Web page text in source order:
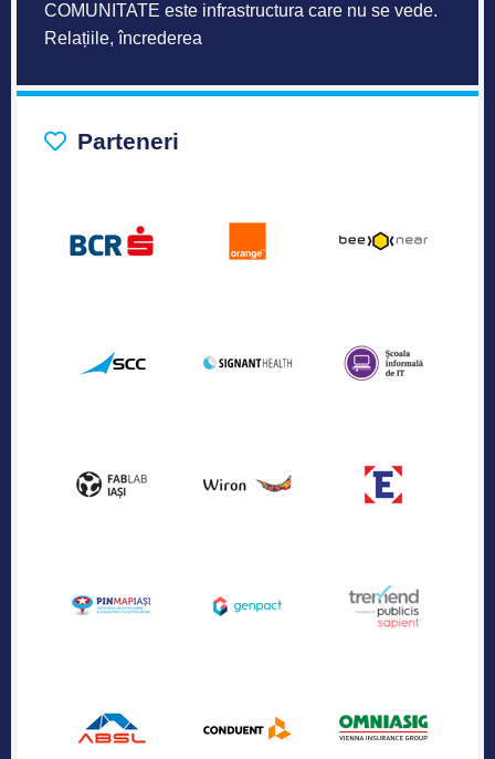
COMUNITATE este infrastructura care nu se vede.
Relațiile, încrederea
Parteneri